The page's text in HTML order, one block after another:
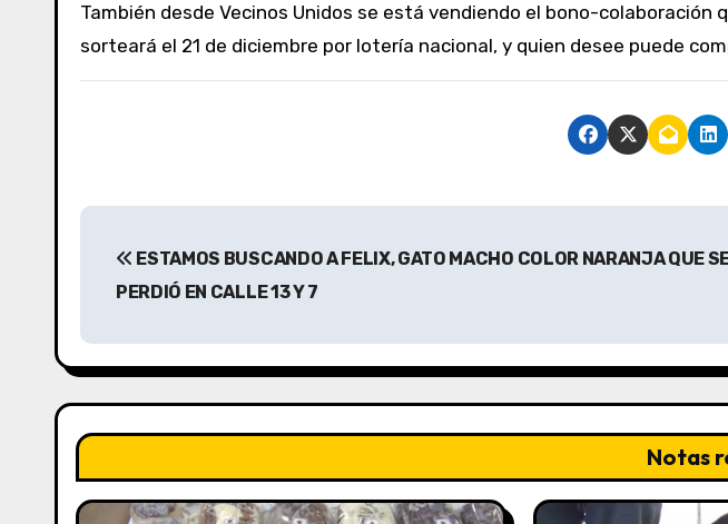
También desde Vecinos Unidos se está vendiendo el bono-
sorteará el 21 de diciembre por lotería nacional, y quien desee puede
N
e
g
a
c
ESTAMOS BUSCANDO A FELIX, GATO MACHO COLOR NARANJA QUE
PERDIÓ EN CALLE 13 Y 7
Notas